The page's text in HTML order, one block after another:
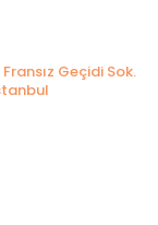
Geçidi Sok.